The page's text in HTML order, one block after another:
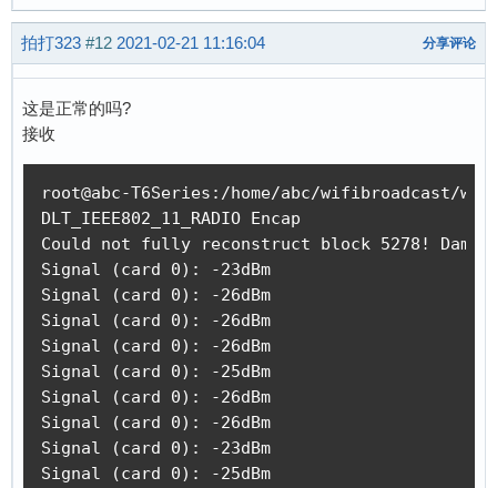
拍打323 #12 2021-02-21 11:16:04 分享评论
这是正常的吗?
接收
root@abc-T6Series:/home/abc/wifibroadcast/
DLT_IEEE802_11_RADIO Encap
Could not fully reconstruct block 5278!
Signal (card 0): -23dBm
Signal (card 0): -26dBm
Signal (card 0): -26dBm
Signal (card 0): -26dBm
Signal (card 0): -25dBm
Signal (card 0): -26dBm
Signal (card 0): -26dBm
Signal (card 0): -23dBm
Signal (card 0): -25dBm